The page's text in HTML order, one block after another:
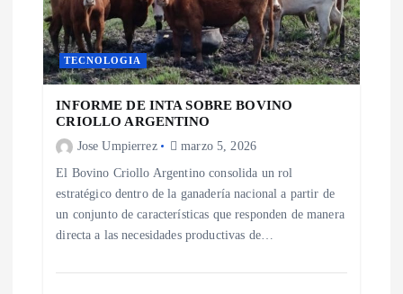
TECNOLOGIA
INFORME DE INTA SOBRE BOVINO
CRIOLLO ARGENTINO
Jose Umpierrez marzo 5, 2026
El Bovino Criollo Argentino consolida un rol
estratégico dentro de la ganadería nacional a partir de
un conjunto de características que responden de manera
directa a las necesidades productivas de…